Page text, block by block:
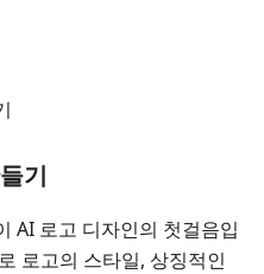
기
AI 로고 디자인의 첫걸음입
로고의 스타일, 상징적인